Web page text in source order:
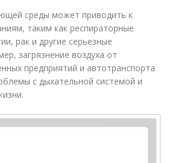
среды может приводить к
таким как респираторные
рак и другие серьезные
загрязнение воздуха от
предприятий и автотранспорта
с дыхательной системой и